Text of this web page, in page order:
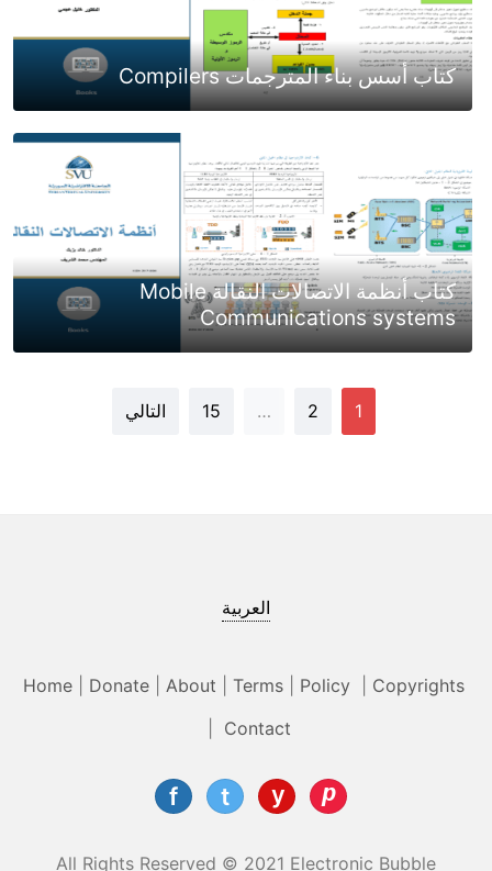
كتاب أسس بناء المترجمات Compilers
كتاب أنظمة الاتصالات النقالة Mobile
Communications systems
1
2
…
15 التالي
العربية
Home| Donate| About Terms| Policy
Copyrights
Contact
All Rights Reserved © 2021 Electronic Bubble